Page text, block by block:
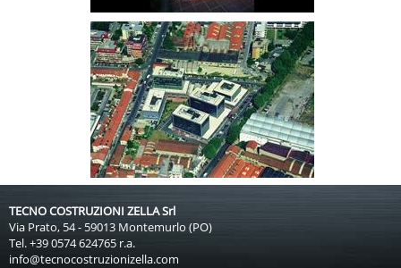
TECNO COSTRUZIONI ZELLA Srl
Via Prato, 54 - 59013 Montemurlo (PO)
Tel. +39 0574 624765 r.a.
info@tecnocostruzionizella.com